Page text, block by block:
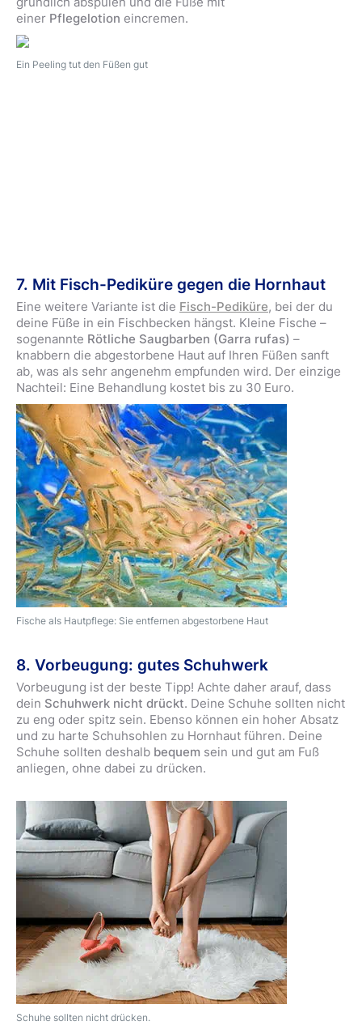
Ein Peeling tut den Füßen gut
einer Pflegelotion eincremen.
7. Mit Fisch-Pediküre gegen die Hornhaut
Fische als Hautpflege: Sie entfernen abgestorbene Haut
Eine weitere Variante ist die Fisch-Pediküre, bei der du
deine Füße in ein Fischbecken hängst. Kleine Fische –
sogenannte Rötliche Saugbarben (Garra rufas) –
knabbern die abgestorbene Haut auf Ihren Füßen sanft
ab, was als sehr angenehm empfunden wird. Der einzige
Nachteil: Eine Behandlung kostet bis zu 30 Euro.
8. Vorbeugung: gutes Schuhwerk
Schuhe sollten nicht drücken.
Vorbeugung ist der beste Tipp! Achte daher arauf, dass
dein Schuhwerk nicht drückt. Deine Schuhe sollten nicht
zu eng oder spitz sein. Ebenso können ein hoher Absatz
und zu harte Schuhsohlen zu Hornhaut führen. Deine
Schuhe sollten deshalb bequem sein und gut am Fuß
anliegen, ohne dabei zu drücken.